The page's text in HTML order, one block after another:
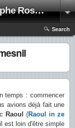
Rosset
Search
temps : commencer
avions déjà fait une
Raoul (Raoul in ze
est loin d'être simple